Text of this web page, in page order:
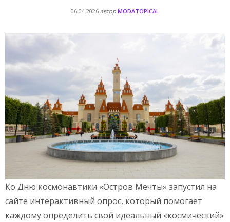
06.04.2026 автор MODATOPICAL
Ко Дню космонавтики «Остров Мечты» запустил на
сайте интерактивный опрос, который помогает
каждому определить свой идеальный «космический»